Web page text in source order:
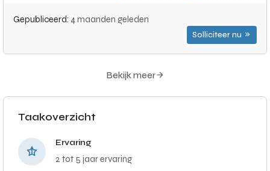
Gepubliceerd: 4 maanden geleden
Solliciteer nu
Bekijk meer
Taakoverzicht
Ervaring
2 tot 5 jaar ervaring